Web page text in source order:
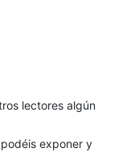
lectores algún
exponer y